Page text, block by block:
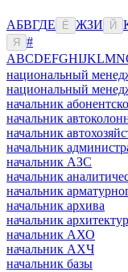
АБВГДЕ Ё ЖЗИ Й
Я
#
ABCDEFGHIJKLMN
национальный
национальный
начальник
начальник
начальник
начальник
начальник АЗС
начальник
начальник
начальник архива
начальник
начальник АХО
начальник АХЧ
начальник базы